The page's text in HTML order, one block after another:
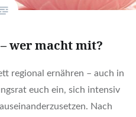
wer macht mit?
regional ernähren – auch in
euch ein, sich intensiv
Nach